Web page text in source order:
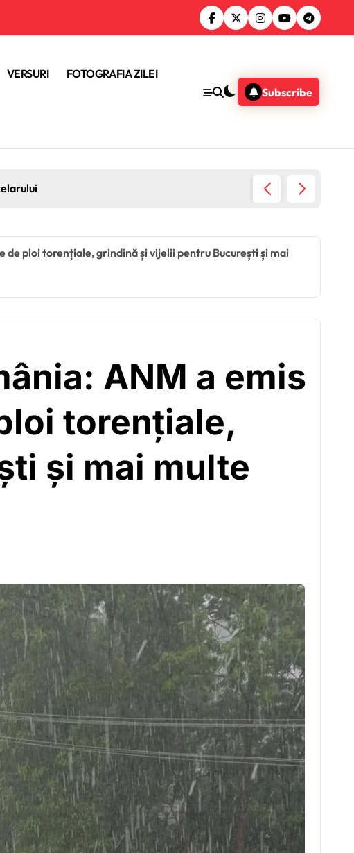
VERSURI FOTOGRAFIA ZILEI
Subscribe
ploi torențiale, grindină și vijelii pentru București și mai
ANM a emis
torențiale,
și mai multe